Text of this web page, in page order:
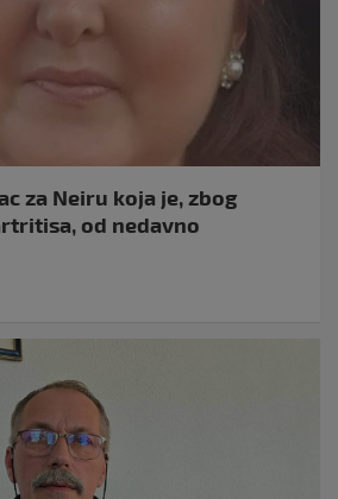
za Neiru koja je, zbog
od nedavno